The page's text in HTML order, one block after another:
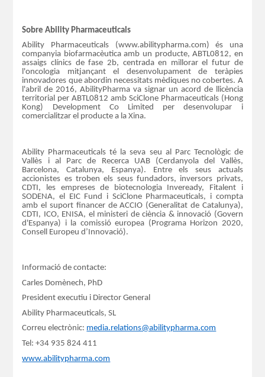
Sobre Ability Pharmaceuticals
Ability Pharmaceuticals (www.abilitypharma.com) és una
companyia biofarmacèutica amb un producte, ABTL0812, en
assaigs clínics de fase 2b, centrada en millorar el futur de
l'oncologia mitjançant el desenvolupament de teràpies
innovadores que abordin necessitats mèdiques no cobertes. A
l'abril de 2016, AbilityPharma va signar un acord de llicència
territorial per ABTL0812 amb SciClone Pharmaceuticals (Hong
Kong) Development Co Limited per desenvolupar i
comercialitzar el producte a la Xina.
Ability Pharmaceuticals té la seva seu al Parc Tecnològic de
Vallès i al Parc de Recerca UAB (Cerdanyola del Vallès,
Barcelona, ​​Catalunya, Espanya). Entre els seus actuals
accionistes es troben els seus fundadors, inversors privats,
CDTI, les empreses de biotecnologia Inveready, Fitalent i
SODENA, el EIC Fund i SciClone Pharmaceuticals, i compta
amb el suport financer de ACCIO (Generalitat de Catalunya),
CDTI, ICO, ENISA, el ministeri de ciència & innovació (Govern
d'Espanya) i la comissió europea (Programa Horizon 2020,
Consell Europeu d’Innovació).
Informació de contacte:
Carles Domènech, PhD
President executiu i Director General
Ability Pharmaceuticals, SL
Correu electrònic: media.relations@abilitypharma.com
Tel: +34 935 824 411
www.abilitypharma.com